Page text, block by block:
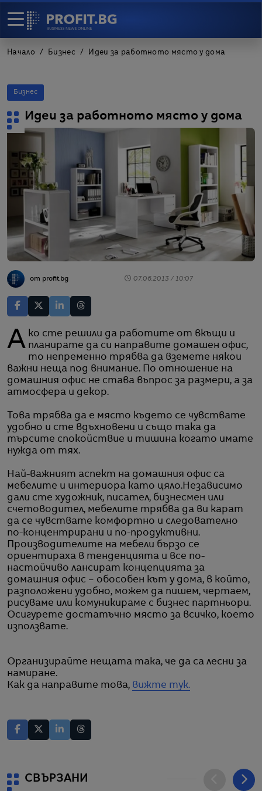
Начало Бизнес Идеи за работното място у дома
Бизнес
Идеи за работното място у дома
от profit.bg 07.06.2013 / 10:07
Ако сте решили да работите от вкъщи и планирате да си направите домашен офис,
то непременно трябва да вземете някои
важни неща под внимание. По отношение на
домашния офис не става въпрос за размери, а за
атмосфера и декор.
Това трябва да е място където се чувствате
удобно и сте вдъхновени и също така да
търсите спокойствие и тишина когато имате
нужда от тях.
Най-важният аспект на домашния офис са
мебелите и интериора като цяло.Независимо
дали сте художник, писател, бизнесмен или
счетоводител, мебелите трябва да ви карат
да се чувствате комфортно и следователно
по-концентрирани и по-продуктивни.
Производителите на мебели бързо се
ориентираха в тенденцията и все по-
настойчиво лансират концепцията за
домашния офис – обособен кът у дома, в който,
разположени удобно, можем да пишем, чертаем,
рисуваме или комуникираме с бизнес партньори.
Осигурете достатъчно място за всичко, което
използвате.
Организирайте нещата така, че да са лесни за
намиране.
Как да направите това, вижте тук.
СВЪРЗАНИ